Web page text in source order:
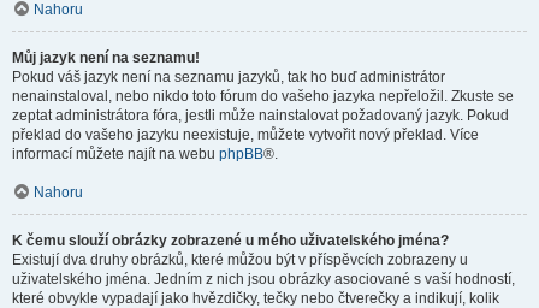
Nahoru
Můj jazyk není na seznamu!
Pokud váš jazyk není na seznamu jazyků, tak ho buď administrátor
nenainstaloval, nebo nikdo toto fórum do vašeho jazyka nepřeložil. Zkuste se
zeptat administrátora fóra, jestli může nainstalovat požadovaný jazyk. Pokud
překlad do vašeho jazyku neexistuje, můžete vytvořit nový překlad. Více
informací můžete najít na webu phpBB®.
Nahoru
K čemu slouží obrázky zobrazené u mého uživatelského jména?
Existují dva druhy obrázků, které můžou být v příspěvcích zobrazeny u
uživatelského jména. Jedním z nich jsou obrázky asociované s vaší hodností,
které obvykle vypadají jako hvězdičky, tečky nebo čtverečky a indikují, kolik